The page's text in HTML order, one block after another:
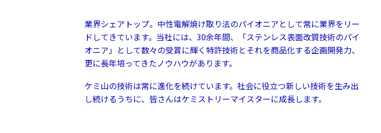
業界シェアトップ。中性電解焼け取り法のパイオニアとして常に業界をリー
ドしてきています。当社には、30余年間、「ステンレス表面改質技術のパイ
オニア」として数々の受賞に輝く特許技術とそれを商品化する企画開発力、
更に長年培ってきたノウハウがあります。
ケミ山の技術は常に進化を続けています。社会に役立つ新しい技術を生み出
し続けるうちに、皆さんはケミストリーマイスターに成長します。